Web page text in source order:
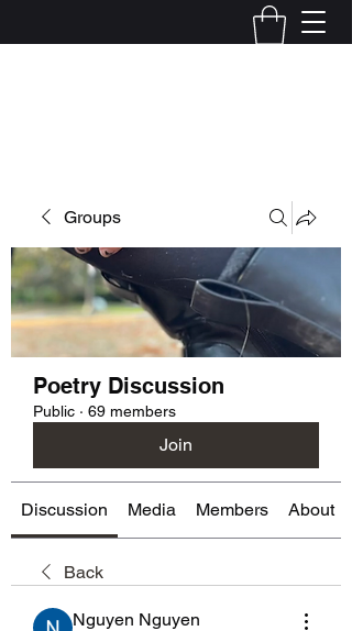
Groups
Poetry Discussion
Public · 69 members
Join
Discussion Media Members About
Back
Nguyen Nguyen